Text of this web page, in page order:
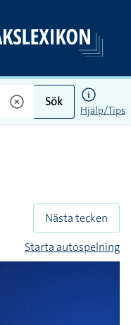
Sök
Hjälp/Tips
Nästa tecken
Starta autospelning